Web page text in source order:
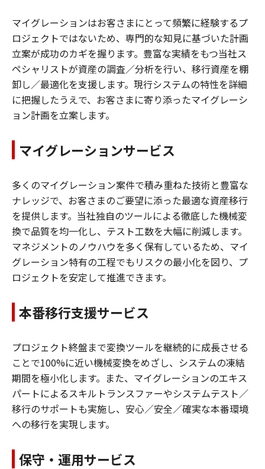
マイグレーションはお客さまにとって頻繁に経験するプ
ロジェクトではないため、専門的な知見に基づいた計画
立案が成功のカギを握ります。豊富な実績をもつ当社ス
ペシャリストが資産の調査／分析を行い、移行資産を棚
卸し／最適化を支援します。現行システムの特性を詳細
に把握したうえで、お客さまに寄り添ったマイグレーシ
ョン計画を立案します。
マイグレーションサービス
多くのマイグレーション案件で積み重ねた技術と豊富な
ナレッジで、お客さまのご要望に添った最適な資産移行
を提供します。当社独自のツールによる徹底した機械変
換で品質を均一化し、テスト工数を大幅に削減します。
マネジメントのノウハウを多く保有しているため、マイ
グレーション特有の工程でもリスクの最小化を図り、プ
ロジェクトを安定して推進できます。
本番移行支援サービス
プロジェクト終盤まで変換ツールを継続的に成長させる
ことで100%に近い機械変換をめざし、システムの凍結
期間を極小化します。また、マイグレーションのエキス
パートによるスキルトランスファーやシステムテスト／
移行のサポートも実施し、安心／安全／確実な本番環境
への移行を実現します。
保守・運用サービス